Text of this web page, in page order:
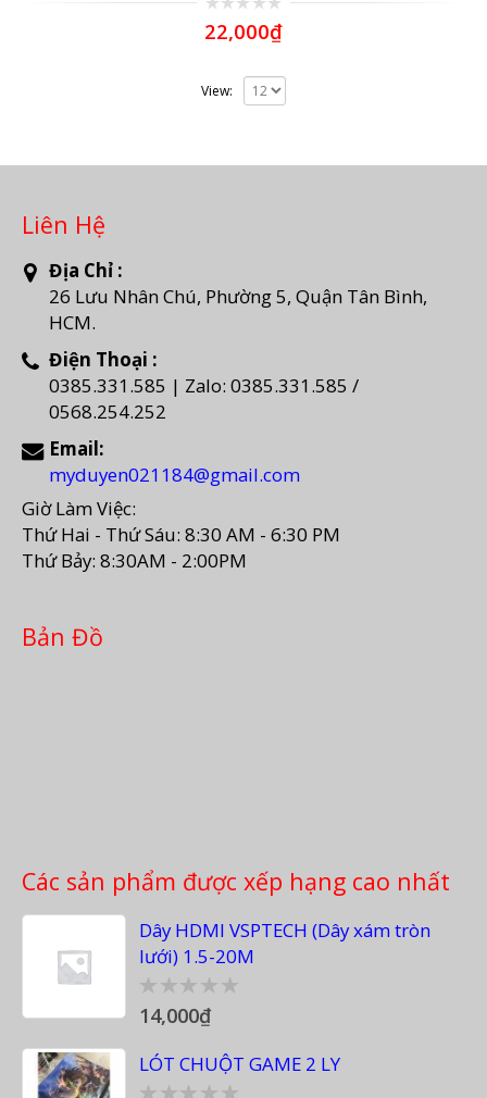
0
out
22,000₫
View:
Liên Hệ
Địa Chỉ :
26 Lưu Nhân Chú, Phường 5, Quận Tân Bình,
HCM.
Điện Thoại :
0385.331.585 | Zalo: 0385.331.585 /
0568.254.252
Email:
myduyen021184@gmail.com
Giờ Làm Việc:
Thứ Hai - Thứ Sáu: 8:30 AM - 6:30 PM
Thứ Bảy: 8:30AM - 2:00PM
Bản Đồ
Các sản phẩm được xếp hạng cao nhất
Dây HDMI VSPTECH (Dây xám tròn
lưới) 1.5-20M
0
out
5
14,000₫
LÓT CHUỘT GAME 2 LY